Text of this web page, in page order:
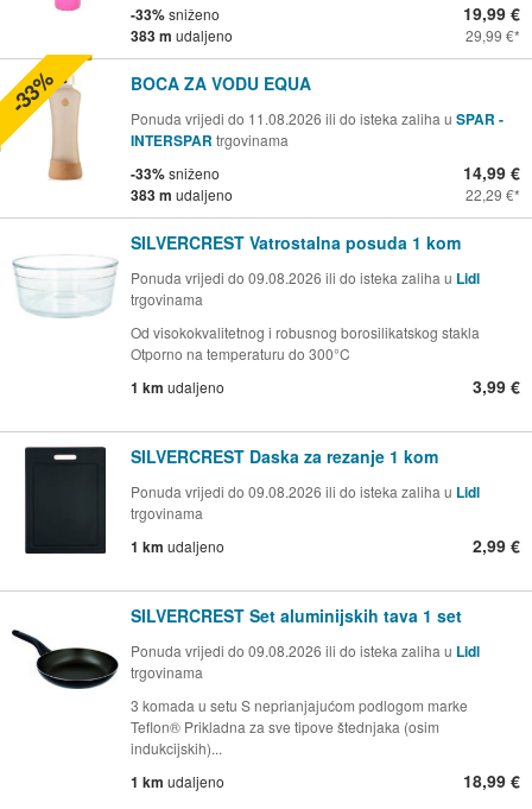
-33%sniženo
383 m udaljeno
19,99 €
29,99 €
BOCA ZA VODU EQUA
Ponuda vrijedi do 11.08.2026 ili do isteka zaliha u SPAR -
INTERSPAR trgovinama
-33%sniženo
383 m udaljeno
14,99 €
22,29 €
-33%
SILVERCREST Vatrostalna posuda 1 kom
Ponuda vrijedi do 09.08.2026 ili do isteka zaliha u Lidl
trgovinama
Od visokokvalitetnog i robusnog borosilikatskog stakla
Otporno na temperaturu do 300°C
1 km udaljeno 3,99 €
SILVERCREST Daska za rezanje 1 kom
Ponuda vrijedi do 09.08.2026 ili do isteka zaliha u Lidl
trgovinama
1 km udaljeno 2,99 €
SILVERCREST Set aluminijskih tava 1 set
Ponuda vrijedi do 09.08.2026 ili do isteka zaliha u Lidl
trgovinama
3 komada u setu S neprianjajućom podlogom marke
Teflon® Prikladna za sve tipove štednjaka (osim
indukcijskih)...
1 km udaljeno 18,99 €